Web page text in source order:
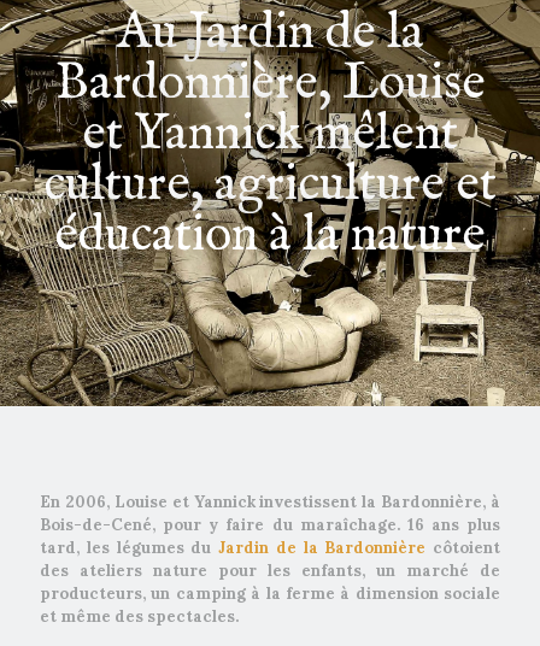
Au Jardin de la
Bardonnière, Louise
et Yannick mêlent
culture, agriculture et
éducation à la nature
En 2006, Louise et Yannick investissent la Bardonnière, à
Bois-de-Cené, pour y faire du maraîchage. 16 ans plus
tard, les légumes du Jardin de la Bardonnière côtoient
des ateliers nature pour les enfants, un marché de
producteurs, un camping à la ferme à dimension sociale
et même des spectacles.